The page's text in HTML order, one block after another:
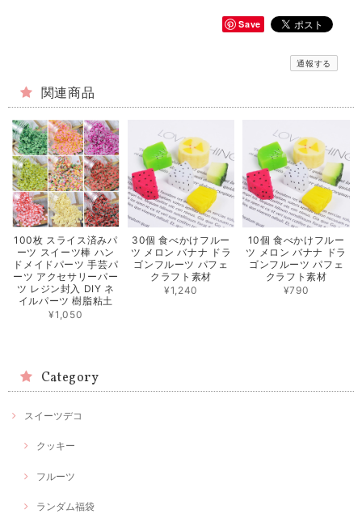
Save
通報する
関連商品
100枚 スライス済みパ
ーツ スイーツ棒 ハン
ドメイドパーツ 手芸パ
ーツ アクセサリーパー
ツ レジン封入 DIY ネ
イルパーツ 樹脂粘土
¥1,050
30個 食べかけフルー
ツ メロン バナナ ドラ
ゴンフルーツ パフェ
クラフト素材
¥1,240
10個 食べかけフルー
ツ メロン バナナ ドラ
ゴンフルーツ パフェ
クラフト素材
¥790
Category
スイーツデコ
クッキー
フルーツ
ランダム福袋